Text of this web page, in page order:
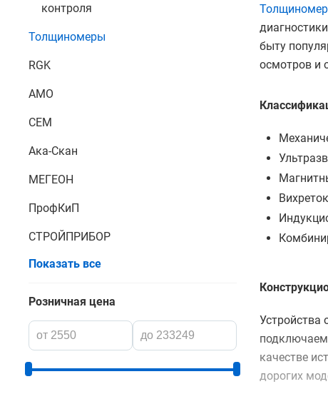
контроля
Толщиномеры
RGK
AMO
CEM
Ака-Скан
МЕГЕОН
ПрофКиП
СТРОЙПРИБОР
Показать все
Розничная цена
быту
осмотров и
Устройства
качестве
дорогих